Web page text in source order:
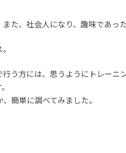
た、社会人になり、趣味であった
う方には、思うようにトレーニ
簡単に調べてみました。